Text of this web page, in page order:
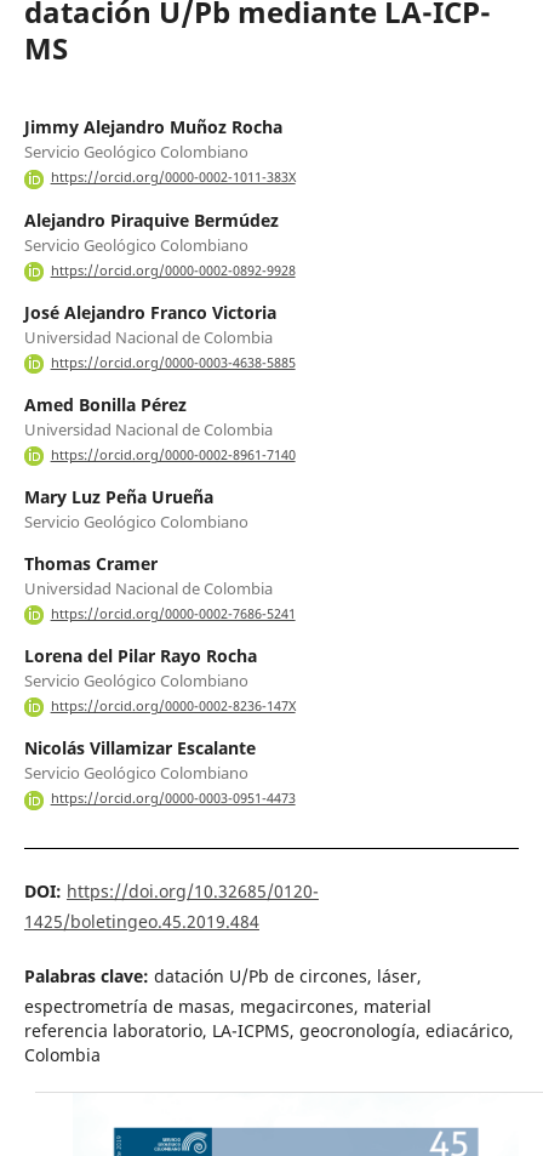
datación U/Pb mediante LA-ICP-
MS
Jimmy Alejandro Muñoz Rocha
Servicio Geológico Colombiano
https://orcid.org/0000-0002-1011-383X
Alejandro Piraquive Bermúdez
Servicio Geológico Colombiano
https://orcid.org/0000-0002-0892-9928
José Alejandro Franco Victoria
Universidad Nacional de Colombia
https://orcid.org/0000-0003-4638-5885
Amed Bonilla Pérez
Universidad Nacional de Colombia
https://orcid.org/0000-0002-8961-7140
Mary Luz Peña Urueña
Servicio Geológico Colombiano
Thomas Cramer
Universidad Nacional de Colombia
https://orcid.org/0000-0002-7686-5241
Lorena del Pilar Rayo Rocha
Servicio Geológico Colombiano
https://orcid.org/0000-0002-8236-147X
Nicolás Villamizar Escalante
Servicio Geológico Colombiano
https://orcid.org/0000-0003-0951-4473
DOI: https://doi.org/10.32685/0120-
1425/boletingeo.45.2019.484
Palabras clave: datación U/Pb de circones, láser,
espectrometría de masas, megacircones, material
referencia laboratorio, LA-ICPMS, geocronología, ediacárico,
Colombia